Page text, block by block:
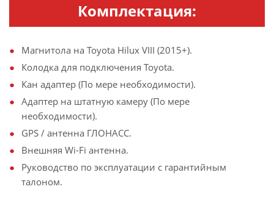
Комплектация:
Магнитола на Toyota Hilux VIII (2015+).
Колодка для подключения Toyota.
Кан адаптер (По мере необходимости).
Адаптер на штатную камеру (По мере
необходимости).
GPS / антенна ГЛОНАСС.
Внешняя Wi-Fi антенна.
Руководство по эксплуатации с гарантийным
талоном.